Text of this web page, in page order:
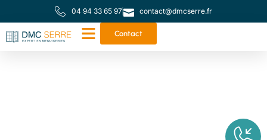
04 94 33 65 97 contact@dmcserre.fr
Contact